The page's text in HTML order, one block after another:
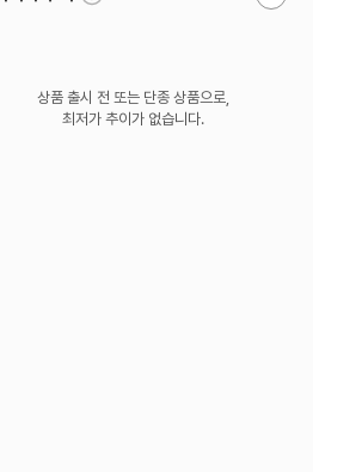
팁
상품 출시 전 또는 단종 상품으로,
최저가 추이가 없습니다.